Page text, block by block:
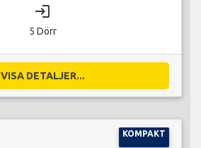
login
5 Dörr
VISA DETALJER...
KOMPAKT